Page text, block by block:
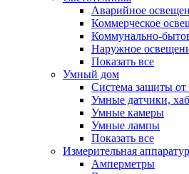
Аварийное
Коммерческое
Коммунально-
Наружное
Показать все
Умный дом
Система защиты от
Умные датчики,
Умные камеры
Умные лампы
Показать все
Измерительная
Амперметры